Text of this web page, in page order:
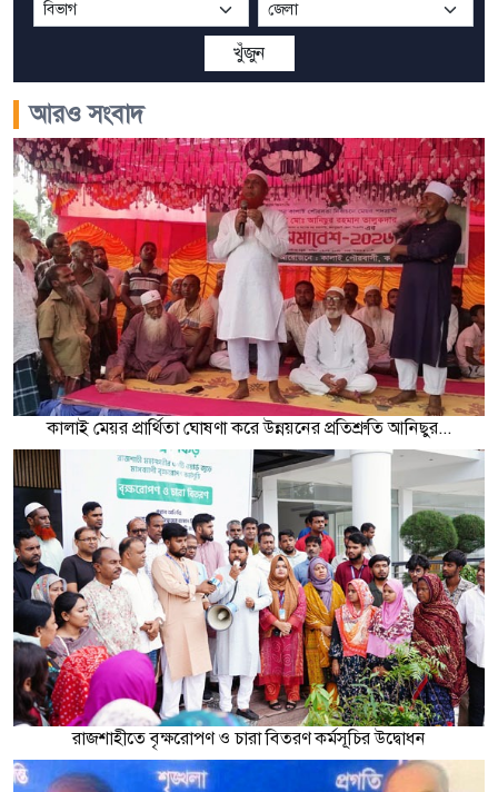
খুঁজুন
আরও সংবাদ
কালাই মেয়র প্রার্থিতা ঘোষণা করে উন্নয়নের প্রতিশ্রুতি আনিছুর...
রাজশাহীতে বৃক্ষরোপণ ও চারা বিতরণ কর্মসূচির উদ্বোধন